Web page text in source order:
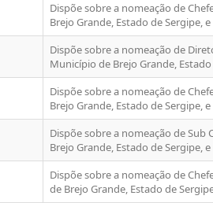
Dispõe sobre a nomeação de
Brejo Grande, Estado de Sergipe,
Dispõe sobre a nomeação de
Município de Brejo Grande,
Dispõe sobre a nomeação de
Brejo Grande, Estado de Sergipe,
Dispõe sobre a nomeação de Sub
Brejo Grande, Estado de Sergipe,
Dispõe sobre a nomeação de
de Brejo Grande, Estado de